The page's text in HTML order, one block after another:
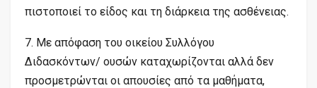
πιστοποιεί το είδος και τη διάρκεια της ασθένειας.
7. Με απόφαση του οικείου Συλλόγου
Διδασκόντων/ ουσών καταχωρίζονται αλλά δεν
προσμετρώνται οι απουσίες από τα μαθήματα,